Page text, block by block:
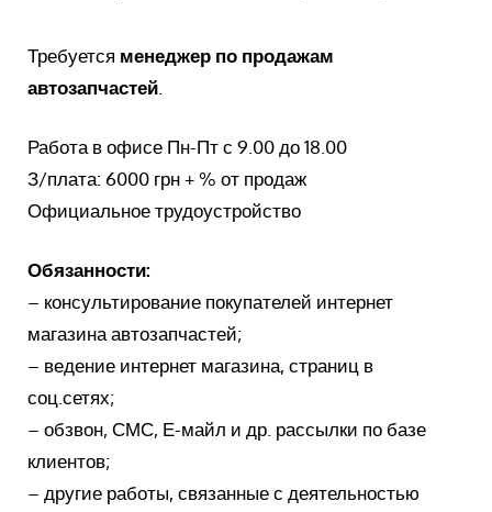
Требуется менеджер по продажам
автозапчастей
Работа в офисе Пн-Пт с 9.00 до 18.00
З/плата: 6000 грн + % от продаж
Официальное трудоустройство
Обязанности:
– консультирование покупателей интернет
магазина автозапчастей;
– ведение интернет магазина, страниц в
соц.сетях;
– обзвон, СМС, Е-майл и др. рассылки по базе
клиентов;
– другие работы, связанные с деятельностью